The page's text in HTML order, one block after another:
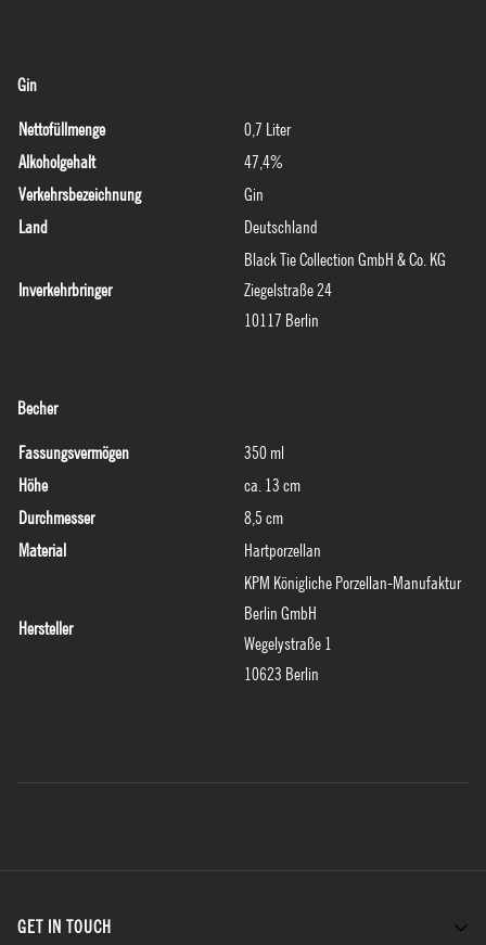
Gin
Nettofüllmenge
0,7 Liter
Alkoholgehalt
47,4%
Verkehrsbezeichnung
Gin
Land
Deutschland
Inverkehrbringer
Black Tie Collection GmbH & Co. KG
Ziegelstraße 24
10117 Berlin
Becher
Fassungsvermögen
350 ml
Höhe
ca. 13 cm
Durchmesser
8,5 cm
Material
Hartporzellan
Hersteller
KPM Königliche Porzellan-Manufaktur
Berlin GmbH
Wegelystraße 1
10623 Berlin
GET IN TOUCH